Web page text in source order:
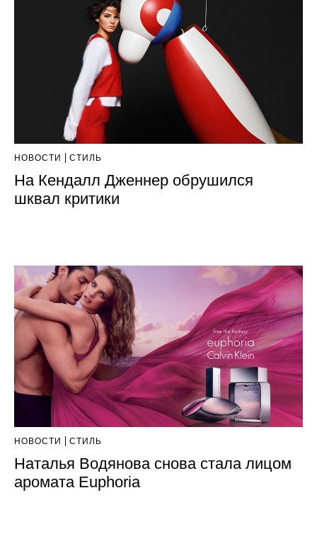
НОВОСТИ СТИЛЬ
На Кендалл Дженнер обрушился
шквал критики
НОВОСТИ СТИЛЬ
Наталья Водянова снова стала лицом
аромата Euphoria